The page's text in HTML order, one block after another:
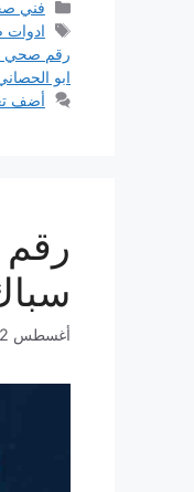
فني
ادوات
رقم صحي
ابو
أضف
أغسطس 12, 2020